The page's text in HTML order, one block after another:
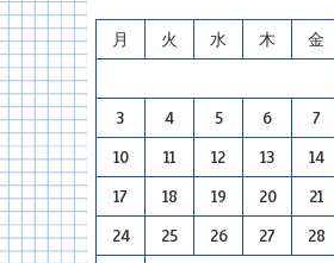
月 火 水 木 金
3 4 5 6 7
10 11 12 13 14
17 18 19 20 21
24 25 26 27 28